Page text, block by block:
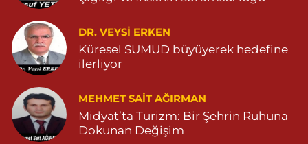
0 (482) 381 36 70
DR. VEYSI ERKEN
Küresel SUMUD büyüyerek hedefine
ilerliyor
MEHMET SAIT AĞIRMAN
Midyat’ta Turizm: Bir Şehrin Ruhuna
Dokunan Değişim